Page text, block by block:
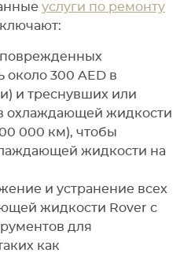
услуги по ремонту
поврежденных
около 300 AED в
и треснувших или
охлаждающей жидкости
000 км), чтобы
жидкости на
и устранение всех
жидкости Rover с
для
как